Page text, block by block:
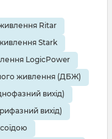
Ritar
Stark
LogicPower
живлення (ДБЖ)
вихід)
вихід)